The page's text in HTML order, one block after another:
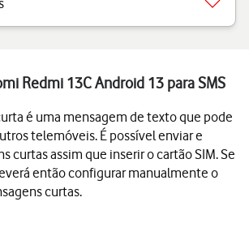
Redmi 13C Android 13 para SMS
é uma mensagem de texto que pode
telemóveis. É possível enviar e
curtas assim que inserir o cartão SIM. Se
então configurar manualmente o
curtas.